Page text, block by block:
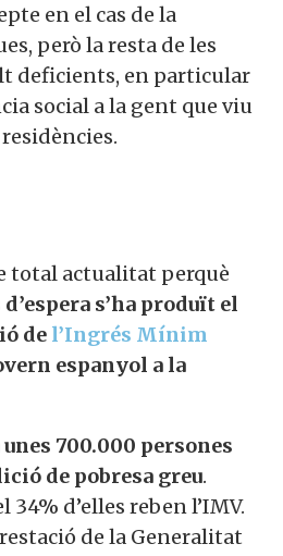
en el cas de la
però la resta de les
deficients, en particular
social a la gent que viu
total actualitat perquè
s’ha produït el
de l’Ingrés Mínim
espanyol a la
700.000 persones
de pobresa greu.
34% d’elles reben l’IMV.
de la Generalitat